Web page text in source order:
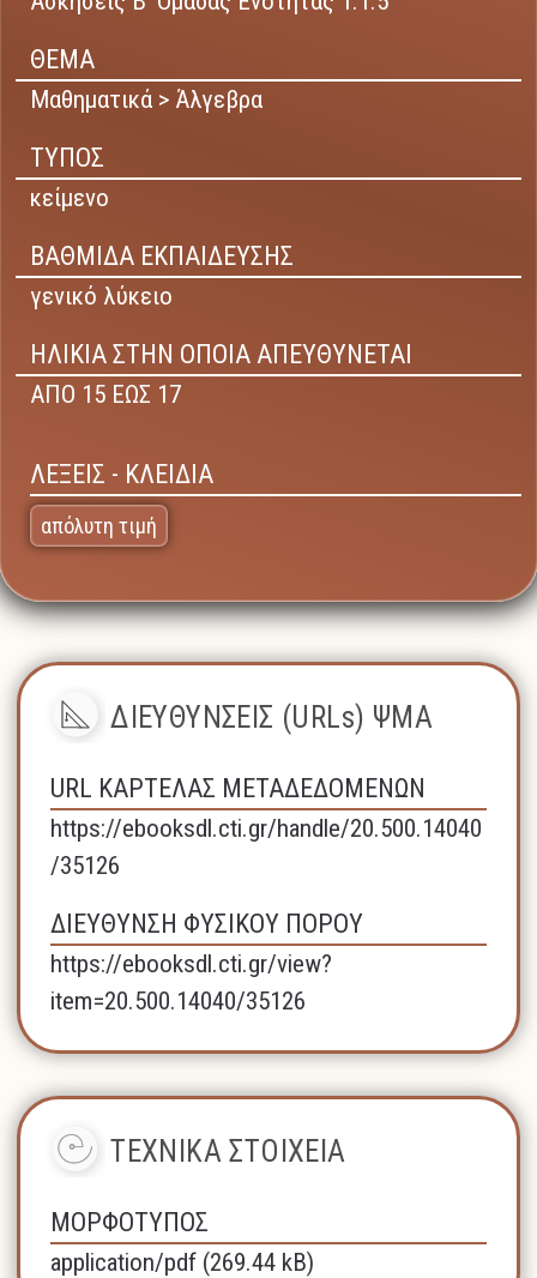
ΘΕΜΑ
Μαθηματικά > Άλγεβρα
ΤΥΠΟΣ
κείμενο
ΒΑΘΜΙΔΑ ΕΚΠΑΙΔΕΥΣΗΣ
γενικό λύκειο
ΗΛΙΚΙΑ ΣΤΗΝ ΟΠΟΙΑ ΑΠΕΥΘΥΝΕΤΑΙ
ΑΠΟ 15 ΕΩΣ 17
ΛΕΞΕΙΣ - ΚΛΕΙΔΙΑ
απόλυτη τιμή
ΔΙΕΥΘΥΝΣΕΙΣ (URLs) ΨΜΑ
URL ΚΑΡΤΕΛΑΣ ΜΕΤΑΔΕΔΟΜΕΝΩΝ
https://ebooksdl.cti.gr/handle/20.500.14040
/35126
ΔΙΕΥΘΥΝΣΗ ΦΥΣΙΚΟΥ ΠΟΡΟΥ
https://ebooksdl.cti.gr/view?
item=20.500.14040/35126
ΤΕΧΝΙΚΑ ΣΤΟΙΧΕΙΑ
ΜΟΡΦΟΤΥΠΟΣ
application/pdf (269.44 kB)